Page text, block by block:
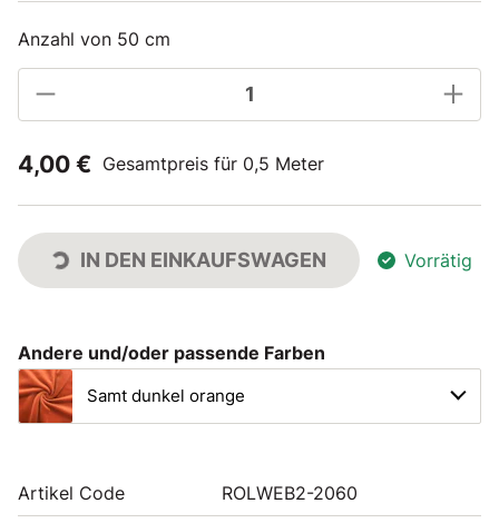
Anzahl von 50 cm
4,00 € Gesamtpreis für 0,5 Meter
IN DEN EINKAUFSWAGEN Vorrätig
Andere und/oder passende Farben
Samt dunkel orange
Artikel Code ROLWEB2-2060